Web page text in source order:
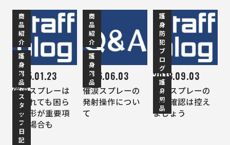
商
品
紹
介
護
身
用
品
ス
タ
ッ
フ
日
記
2015.01.23
催涙スプレーは
見られても困ら
ない形が重要項
目な場合も
商
品
紹
介
護
身
用
品
2016.06.03
催涙スプレーの
発射操作につい
て
護
身
防
犯
ブ
ロ
グ
護
身
用
品
2018.09.03
催涙スプレーの
動作確認は控え
ましょう